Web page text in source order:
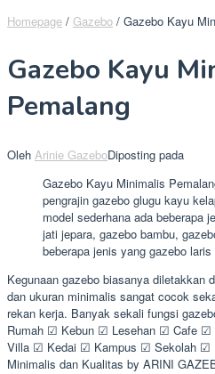
Homepage / Gazebo / Gazebo Kayu
Gazebo Kayu
Pemalang
Oleh Arinie GazeboDiposting pada
Gazebo Kayu Minimalis
pengrajin gazebo glugu kayu
model sederhana ada beberapa
jati jepara, gazebo bambu,
beberapa jenis yang gazebo
Kegunaan gazebo biasanya diletakkan
dan ukuran minimalis sangat cocok
rekan kerja. Banyak sekali fungsi
Rumah ☑ Kebun ☑ Lesehan ☑ Cafe
Villa ☑ Kedai ☑ Kampus ☑ Sekolah ☑
Minimalis dan Kualitas by ARINI